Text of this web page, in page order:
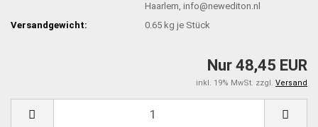
Haarlem, info@newediton.nl
Versandgewicht:
0.65 kg je Stück
Nur 48,45 EUR
inkl. 19% MwSt. zzgl. Versand